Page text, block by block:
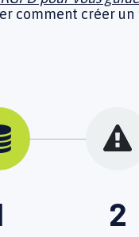
comment créer un
2